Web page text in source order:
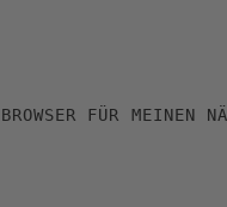
FÜR MEINEN